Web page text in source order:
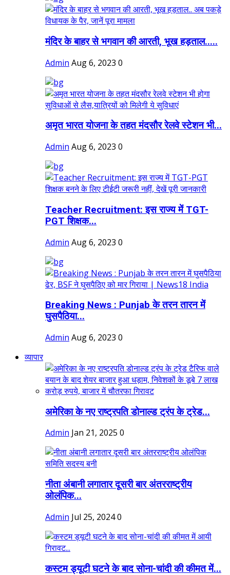
मंदिर के बाहर से भगवान की आरती, भूख हड़ताल.....
Admin Aug 6, 2023 0
अमृत भारत योजना के तहत मंदसौर रेलवे स्टेशन भी...
Admin Aug 6, 2023 0
Teacher Recruitment: इस राज्य में TGT-
PGT शिक्षक...
Admin Aug 6, 2023 0
Breaking News : Punjab के तरन तारन में
घुसपैठिया...
Admin Aug 6, 2023 0
व्यापार
अमेरिका के नए राष्ट्रपति डोनाल्ड ट्रंप के ट्रेड...
Admin Jan 21, 2025 0
नीता अंबानी लगातार दूसरी बार अंतरराष्ट्रीय
ओलंपिक...
Admin Jul 25, 20240
कस्टम ड्यूटी घटने के बाद सोना-चांदी की कीमत में...